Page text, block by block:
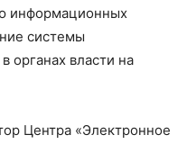
информационных
системы
органах власти на
Центра «Электронное